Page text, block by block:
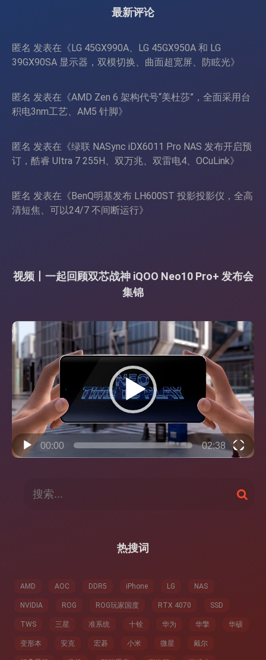
最新评论
匿名 发表在《LG 45GX990A、LG 45GX950A 和 LG
39GX90SA 显示器，双模切换、曲面超宽屏、防眩光》
匿名 发表在《AMD Zen 6 架构代号“美杜莎”，全面采用台
积电3nm工艺、AM5 针脚》
匿名 发表在《绿联 NASync iDX6011 Pro NAS 发布开启预
订，酷睿 Ultra 7 255H、双万兆、双雷电4、OCuLink》
匿名 发表在《BenQ明基发布 LH600ST 投影投影仪，全高
清短焦、可以24/7 不间断运行》
视频丨一起回顾双芯战神 iQOO Neo10 Pro+ 发布会
集锦
视
频
播
放
器
00:00 02:38
搜
索
热搜词
AMD AOC DDR5 iPhone LG NAS
NVIDIA ROG ROG玩家国度 RTX 4070 SSD
TWS 三星 准系统 十铨 华为 华擎 华硕
变形本 安克 宏碁 小米 微星 戴尔